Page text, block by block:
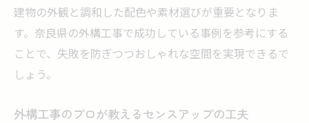
建物の外観と調和した配色や素材選びが重要となりま
す。奈良県の外構工事で成功している事例を参考にする
ことで、失敗を防ぎつつおしゃれな空間を実現できるで
しょう。
外構工事のプロが教えるセンスアップの工夫